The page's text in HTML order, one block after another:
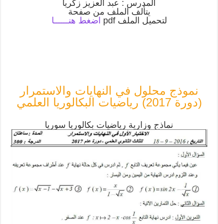
المدرس : عبد العزيز زكريا
يتألف الملف من صفحة
لتحميل الملف pdf
اضغط هنــــــا
نموذج محلول في النهايات والاستمرار
(دورة 2017) رياضيات البكالوريا العلمي
نماذج وزارية رياضيات بكالوريا سوريا